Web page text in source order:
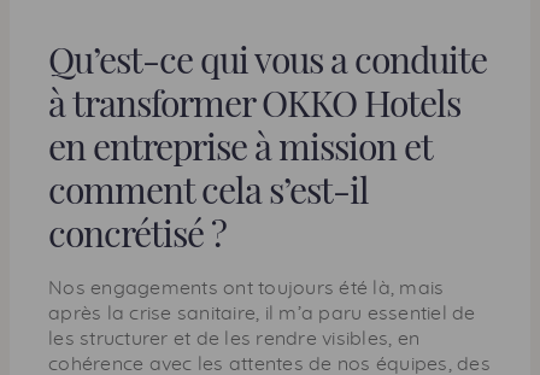
Qu’est-ce qui vous a conduite
à transformer OKKO Hotels
en entreprise à mission et
comment cela s’est-il
concrétisé ?
Nos engagements ont toujours été là, mais
après la crise sanitaire, il m’a paru essentiel de
les structurer et de les rendre visibles, en
cohérence avec les attentes de nos équipes, des